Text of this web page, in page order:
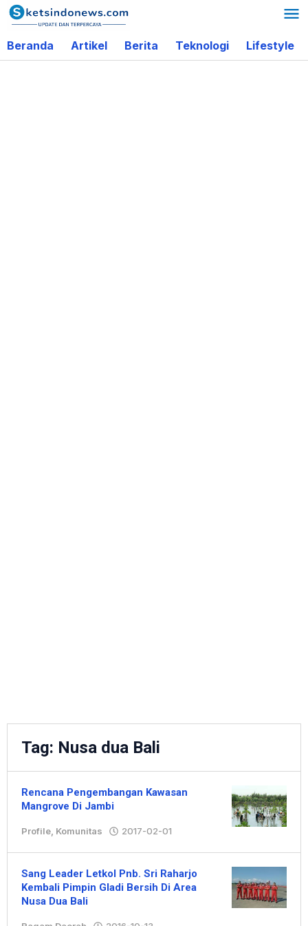
Lewati
ke
konten
Beranda Artikel Berita Teknologi Lifestyle
Tag: Nusa dua Bali
Rencana Pengembangan Kawasan
Mangrove Di Jambi
Profile Komunitas 2017-02-01
Sang Leader Letkol Pnb. Sri Raharjo
Kembali Pimpin Gladi Bersih Di Area
Nusa Dua Bali